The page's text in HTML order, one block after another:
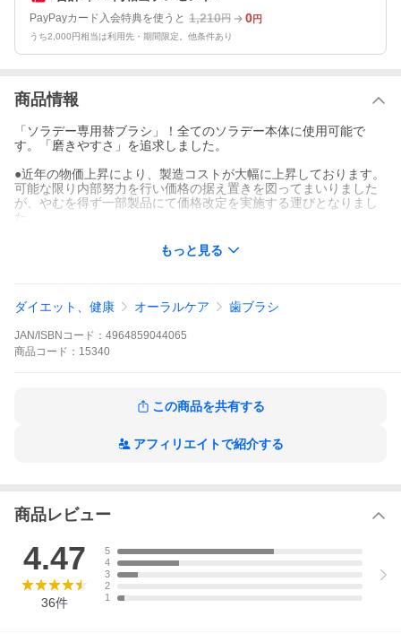
PayPayカード入会特典を使うと 1,210円 0円
うち2,000円相当は利用先・期間限定。他条件あり
商品情報
「ソラデー専用替ブラシ」！全てのソラデー本体に使用可能で
す。「磨きやすさ」を追求しました。
●近年の物価上昇により、製造コストが大幅に上昇しております。
可能な限り内部努力を行い価格の据え置きを図ってまいりました
が、やむを得ず一部製品にて価格改定を実施する運びとなりまし
た。
もっと見る
ダイエット、健康 オーラルケア 歯ブラシ
JAN/ISBNコード： 4964859044065
商品 コード： 15340
この商品を共有する
アフィリエイトで紹介する
商品レビュー
4.47
36件
5
4
3
2
1